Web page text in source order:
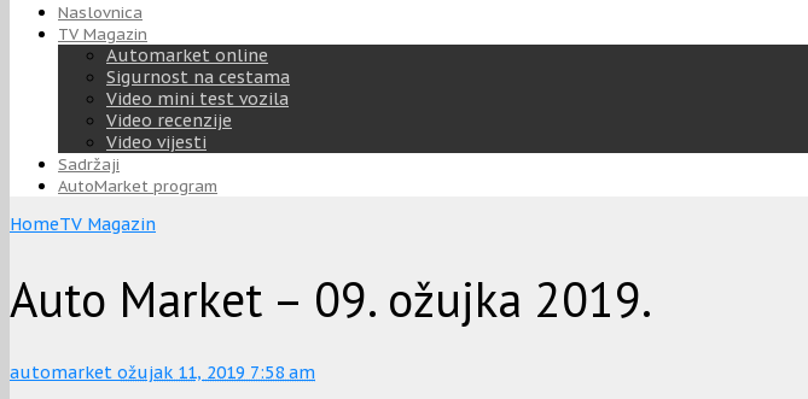
Naslovnica
TV Magazin
Automarket online
Sigurnost na cestama
Video mini test vozila
Video recenzije
Video vijesti
Sadržaji
AutoMarket program
HomeTV Magazin
Auto Market – 09. ožujka 2019.
automarket ožujak 11, 2019 7:58 am